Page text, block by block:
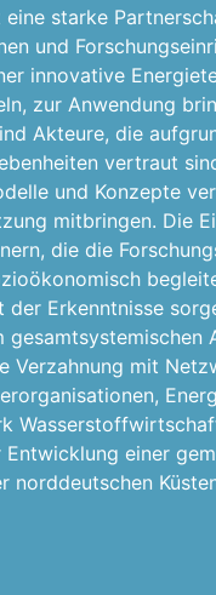
eine starke
und
innovative
zur Anwendung
Akteure, die
vertraut
und Konzepte
mitbringen. Die
die die
Erkenntnisse
gesamtsystemischen
Verzahnung mit
einer
norddeutschen